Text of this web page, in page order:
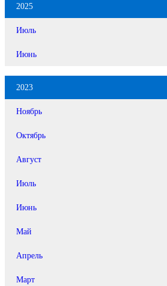
2025
Июль
Июнь
2023
Ноябрь
Октябрь
Август
Июль
Июнь
Май
Апрель
Март